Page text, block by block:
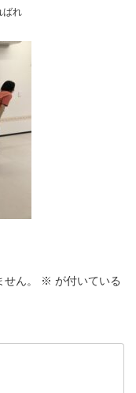
ばれ
ん。 ※ が付いている